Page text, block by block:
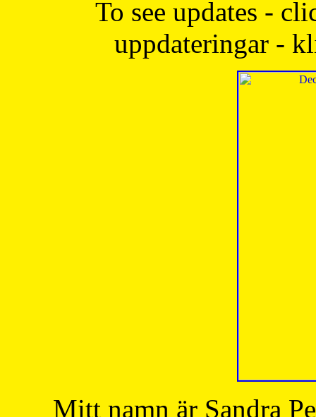
To see updates -
uppdateringar -
Mitt namn är Sandra